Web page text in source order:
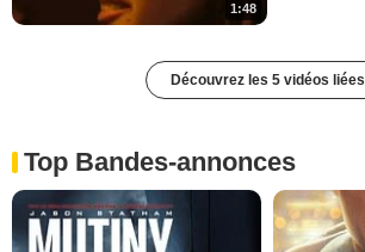
1:48
Découvrez les 5 vidéos liées
Top Bandes-annonces